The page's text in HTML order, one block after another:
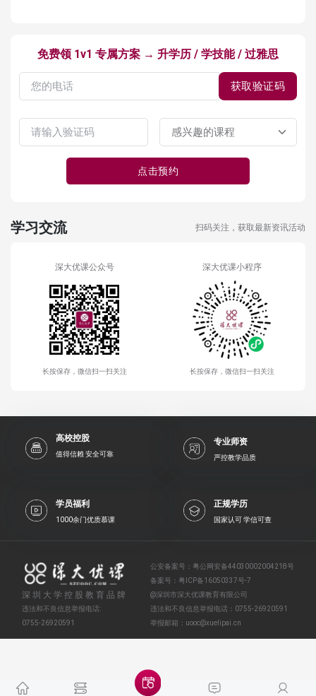
免费领 1v1 专属方案 → 升学历 / 学技能 / 过雅思
获取验证码
点击预约
学习交流 扫码关注，获取最新资讯活动
深大优课公众号
长按保存，微信扫一扫关注
深大优课小程序
长按保存，微信扫一扫关注
高校控股
值得信赖 安全可靠
专业师资
严控教学品质
学员福利
1000余门优质慕课
正规学历
国家认可 学信可查
深圳大学控股教育品牌
违法和不良信息举报电话:
0755-26920591
公安备案号： 粤公网安备44030002004218号
备案号： 粤ICP备16050337号-7
@深圳市深大优课教育有限公司
违法和不良信息举报电话： 0755-26920591
举报邮箱： uooc@xuelipai.cn